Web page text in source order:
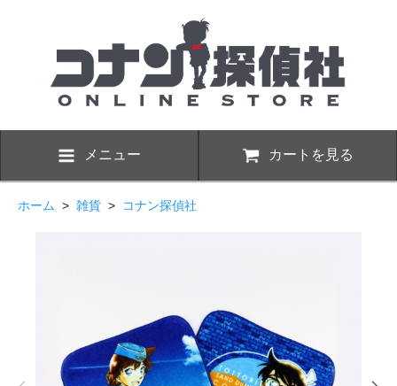
メニュー カートを見る
ホーム > 雑貨 > コナン探偵社